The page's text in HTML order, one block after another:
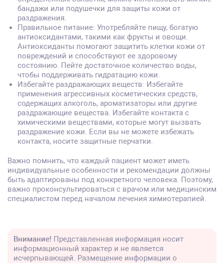
бандажи или подушечки для защиты кожи от
раздражения.
Правильное питание: Употребляйте пищу, богатую
антиоксидантами, такими как фрукты и овощи.
Антиоксиданты помогают защитить клетки кожи от
повреждений и способствуют ее здоровому
состоянию. Пейте достаточное количество воды,
чтобы поддерживать гидратацию кожи.
Избегайте раздражающих веществ: Избегайте
применения агрессивных косметических средств,
содержащих алкоголь, ароматизаторы или другие
раздражающие вещества. Избегайте контакта с
химическими веществами, которые могут вызвать
раздражение кожи. Если вы не можете избежать
контакта, носите защитные перчатки.
Важно помнить, что каждый пациент может иметь
индивидуальные особенности и рекомендации должны
быть адаптированы под конкретного человека. Поэтому,
важно проконсультироваться с врачом или медицинским
специалистом перед началом лечения химиотерапией.
Внимание! Представленная информация носит
информационный характер и не является
исчерпывающей. Размещение информации о